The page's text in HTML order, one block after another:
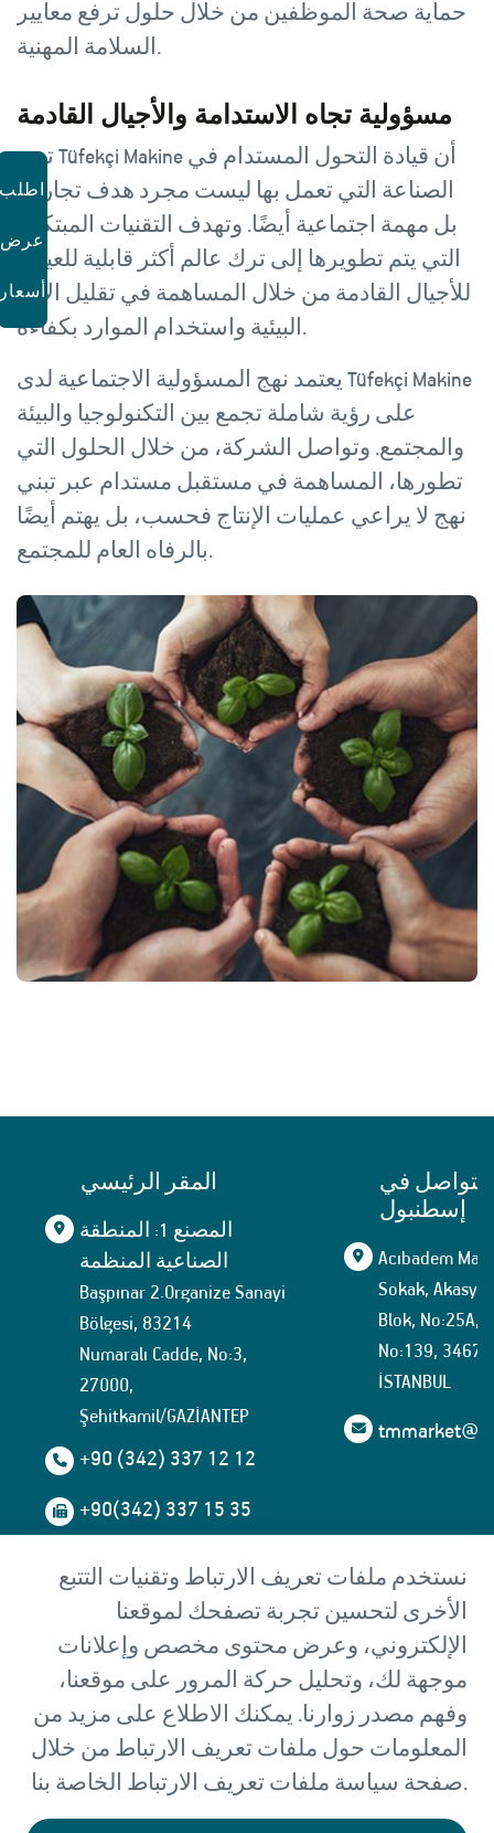
نستخدم ملفات تعريف الارتباط وتقنيات التتبع
الأخرى لتحسين تجربة تصفحك لموقعنا
الإلكتروني، وعرض محتوى مخصص وإعلانات
موجهة لك، وتحليل حركة المرور على موقعنا،
وفهم مصدر زوارنا. يمكنك الاطلاع على مزيد من
المعلومات حول ملفات تعريف الارتباط من خلال
صفحة سياسة ملفات تعريف الارتباط الخاصة بنا.
حماية صحة الموظفين من خلال حلول ترفع معايير
السلامة المهنية.
مسؤولية تجاه الاستدامة والأجيال القادمة
ترى Tüfekçi Makine أن قيادة التحول المستدام في
الصناعة التي تعمل بها ليست مجرد هدف تجاري،
بل مهمة اجتماعية أيضًا. وتهدف التقنيات المبتكرة
التي يتم تطويرها إلى ترك عالم أكثر قابلية للعيش
للأجيال القادمة من خلال المساهمة في تقليل الآثار
البيئية واستخدام الموارد بكفاءة.
يعتمد نهج المسؤولية الاجتماعية لدى Tüfekçi Makine
على رؤية شاملة تجمع بين التكنولوجيا والبيئة
والمجتمع. وتواصل الشركة، من خلال الحلول التي
تطورها، المساهمة في مستقبل مستدام عبر تبني
نهج لا يراعي عمليات الإنتاج فحسب، بل يهتم أيضًا
بالرفاه العام للمجتمع.
المقر الرئيسي
المصنع 1: المنطقة
الصناعية المنظمة
Başpınar 2.Organize Sanayi
Bölgesi, 83214
Numaralı Cadde, No:3,
27000,
Şehitkamil/GAZİANTEP
+90 (342) 337 12 12
+90(342) 337 15 35
الصناعية المنظمة
Başpınar 5.Organize Sanayi
Bölgesi, 83535
Numaralı Cadde, No:13,
27000,
Şehitkamil/GAZİANTEP
tmmarket@tufekci.com.tr
في
إسطنبول
Acıbadem
Sokak, Akasya
Blok, No:25A,
No:139,
İSTANBUL
اطلب
عرض